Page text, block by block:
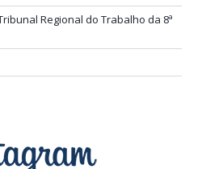
Regional do Trabalho da 8ª